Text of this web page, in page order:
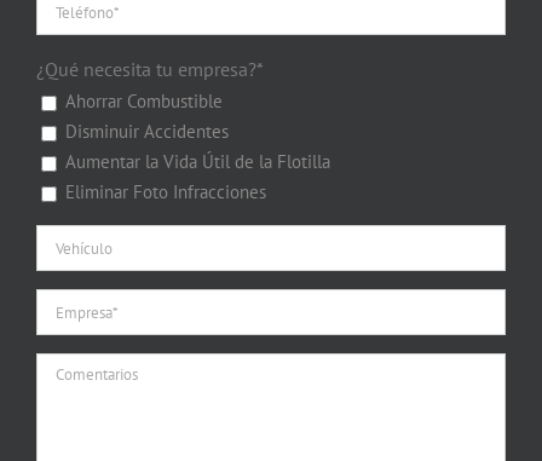
¿Qué necesita tu empresa?*
Ahorrar Combustible
Disminuir Accidentes
Aumentar la Vida Útil de la Flotilla
Eliminar Foto Infracciones